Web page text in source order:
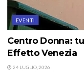
EVENTI
Centro Donna:
Effetto Venezia
24 LUGLIO, 2026